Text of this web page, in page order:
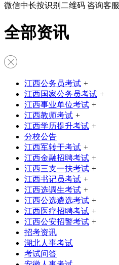
微信中长按识别二维码 咨询客服
全部资讯
江西公务员考试 +
江西国家公务员考试 +
江西事业单位考试 +
江西教师考试 +
江西学历提升考试 +
分校公告
江西军转干考试 +
江西金融招聘考试 +
江西三支一扶考试 +
江西书记员考试 +
江西选调生考试 +
江西公选遴选考试 +
江西医疗招聘考试 +
江西公安招警考试 +
招考资讯
湖北人事考试
考试问答